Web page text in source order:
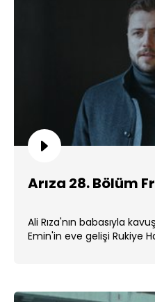
Arıza 28. Bölüm
Ali Rıza'nın babasıyla
Emin'in eve gelişi Rukiye